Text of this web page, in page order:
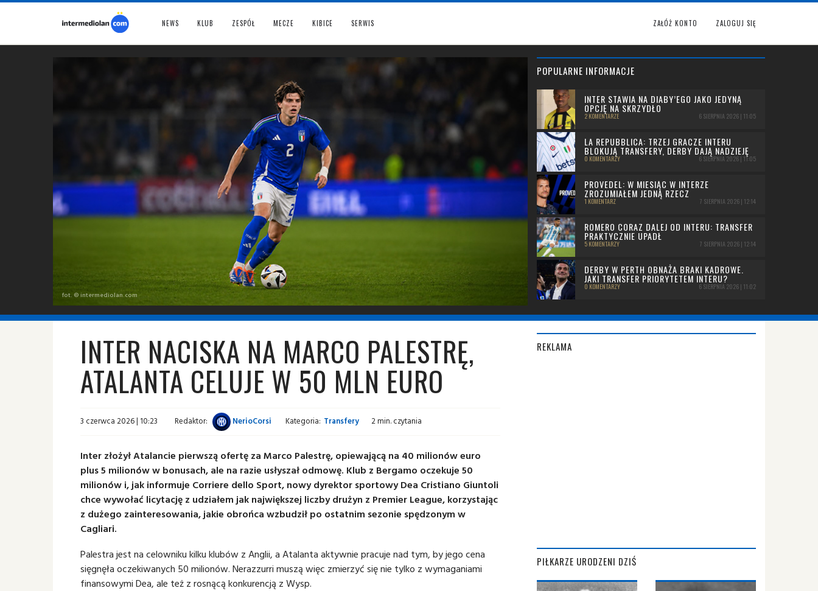
NEWS KLUB ZESPÓŁ MECZE KIBICE SERWIS ZAŁÓŻ KONTO ZALOGUJ SIĘ
fot. © intermediolan.com
POPULARNE INFORMACJE
INTER STAWIA NA DIABY’EGO JAKO JEDYNĄ
OPCJĘ NA SKRZYDŁO
2 KOMENTARZE 6 SIERPNIA 2026 | 11:05
LA REPUBBLICA: TRZEJ GRACZE INTERU
BLOKUJĄ TRANSFERY, DERBY DAJĄ NADZIEJĘ
0 KOMENTARZY 6 SIERPNIA 2026 | 11:05
PROVEDEL: W MIESIĄC W INTERZE
ZROZUMIAŁEM JEDNĄ RZECZ
1 KOMENTARZ 7 SIERPNIA 2026 | 12:14
ROMERO CORAZ DALEJ OD INTERU: TRANSFER
PRAKTYCZNIE UPADŁ
5 KOMENTARZY 7 SIERPNIA 2026 | 12:14
DERBY W PERTH OBNAŻA BRAKI KADROWE.
JAKI TRANSFER PRIORYTETEM INTERU?
0 KOMENTARZY 6 SIERPNIA 2026 | 11:02
INTER NACISKA NA MARCO PALESTRĘ,
ATALANTA CELUJE W 50 MLN EURO
3 czerwca 2026 | 10:23 Redaktor: NerioCorsi Kategoria: Transfery 2 min. czytania
Inter złożył Atalancie pierwszą ofertę za Marco Palestrę, opiewającą na 40 milionów euro
plus 5 milionów w bonusach, ale na razie usłyszał odmowę. Klub z Bergamo oczekuje 50
milionów i, jak informuje Corriere dello Sport, nowy dyrektor sportowy Dea Cristiano Giuntoli
chce wywołać licytację z udziałem jak największej liczby drużyn z Premier League, korzystając
z dużego zainteresowania, jakie obrońca wzbudził po ostatnim sezonie spędzonym w
Cagliari.
Palestra jest na celowniku kilku klubów z Anglii, a Atalanta aktywnie pracuje nad tym, by jego cena
sięgnęła oczekiwanych 50 milionów. Nerazzurri muszą więc zmierzyć się nie tylko z wymaganiami
finansowymi Dea, ale też z rosnącą konkurencją z Wysp.
REKLAMA
PIŁKARZE URODZENI DZIŚ